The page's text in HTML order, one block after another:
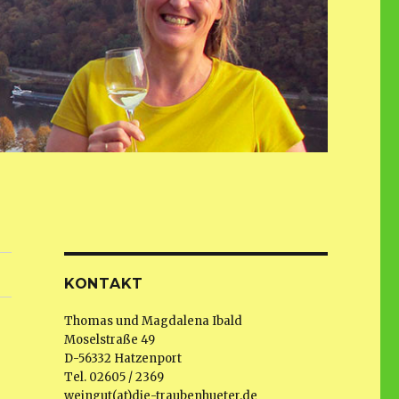
KONTAKT
Thomas und Magdalena Ibald
Moselstraße 49
D-56332 Hatzenport
Tel. 02605 / 2369